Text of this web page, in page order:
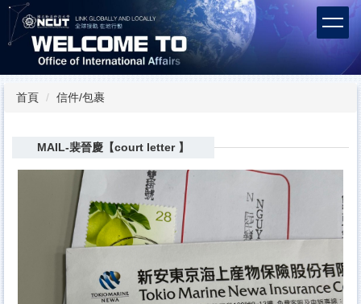
跳
到
主
內
容首頁 信件/包裹
MAIL-裴晉慶【court letter 】